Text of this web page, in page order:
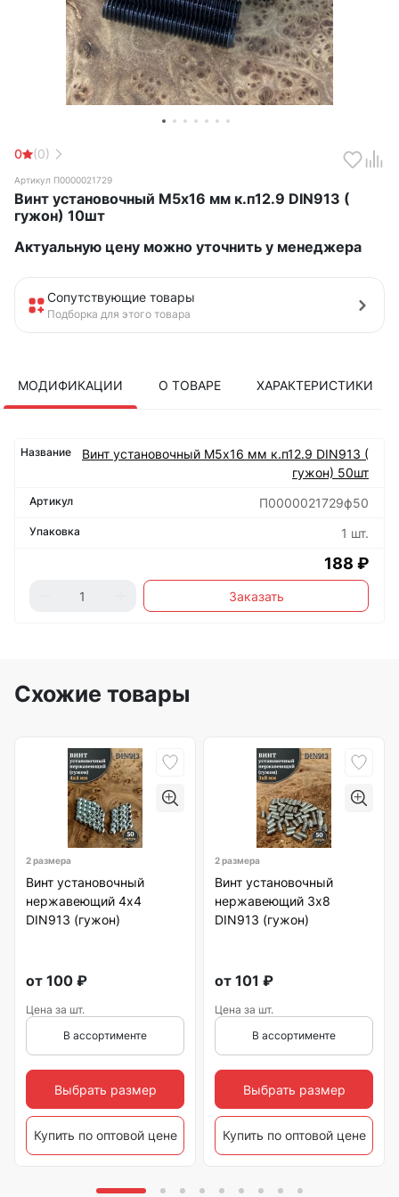
0 (0)
Артикул П0000021729
Винт установочный М5х16 мм к.п12.9 DIN913 (
гужон) 10шт
Актуальную цену можно уточнить у менеджера
Сопутствующие товары
Подборка для этого товара
МОДИФИКАЦИИ О ТОВАРЕ ХАРАКТЕРИСТИКИ
Винт установочный М5х16 мм к.п12.9 DIN913 (
гужон) 50шт
П0000021729ф50
1 шт.
188 ₽
Заказать
Схожие товары
2 размера
Винт установочный
нержавеющий 4х4
DIN913 (гужон)
от 100 ₽
Цена за шт.
В ассортименте
Выбрать размер
Купить по оптовой цене
2 размера
Винт установочный
нержавеющий 3х8
DIN913 (гужон)
от 101 ₽
Цена за шт.
В ассортименте
Выбрать размер
Купить по оптовой цене